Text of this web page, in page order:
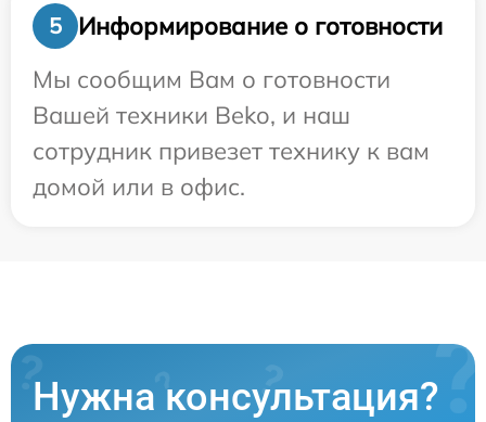
5
Информирование о готовности
Мы сообщим Вам о готовности
Вашей техники Beko, и наш
сотрудник привезет технику к вам
домой или в офис.
Нужна консультация?